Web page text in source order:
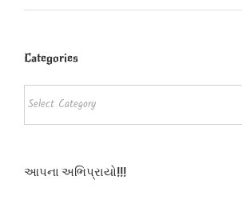
Categories
Categories
આપના અભિપ્રાયો!!!